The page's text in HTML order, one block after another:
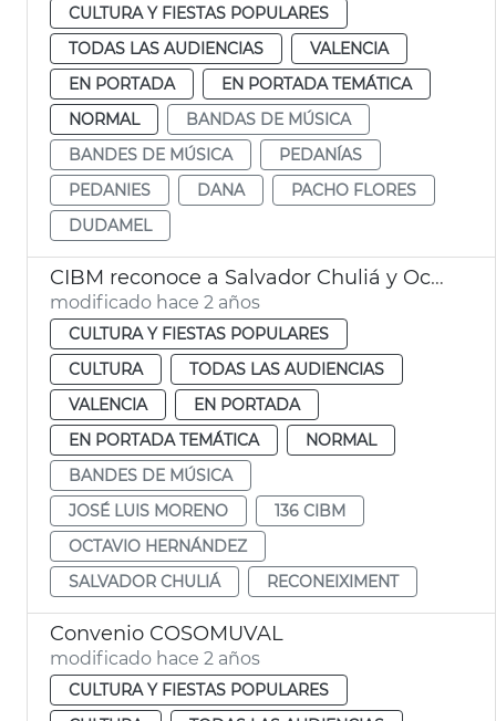
CULTURA Y FIESTAS POPULARES
TODAS LAS AUDIENCIAS
VALENCIA
EN PORTADA
EN PORTADA TEMÁTICA
NORMAL
BANDAS DE MÚSICA
BANDES DE MÚSICA
PEDANÍAS
PEDANIES
DANA
PACHO FLORES
DUDAMEL
CIBM reconoce a Salvador Chuliá y Octavio Hernández
modificado hace 2 años
CULTURA Y FIESTAS POPULARES
CULTURA
TODAS LAS AUDIENCIAS
VALENCIA
EN PORTADA
EN PORTADA TEMÁTICA
NORMAL
BANDES DE MÚSICA
JOSÉ LUIS MORENO
136 CIBM
OCTAVIO HERNÁNDEZ
SALVADOR CHULIÁ
RECONEIXIMENT
Convenio COSOMUVAL
modificado hace 2 años
CULTURA Y FIESTAS POPULARES